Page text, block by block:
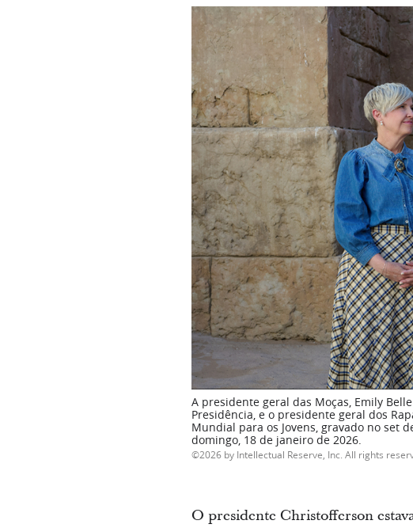
A presidente geral das Moças, Emily
Presidência, e o presidente geral dos
Mundial para os Jovens, gravado no set
domingo, 18 de janeiro de 2026.
2026 by Intellectual Reserve, Inc. All rights
O presidente Christofferson